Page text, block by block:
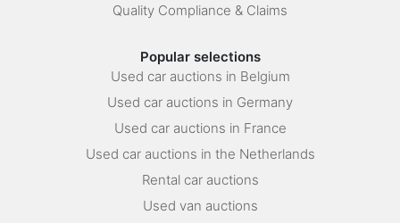
Quality Compliance & Claims
Popular selections
Used car auctions in Belgium
Used car auctions in Germany
Used car auctions in France
Used car auctions in the Netherlands
Rental car auctions
Used van auctions